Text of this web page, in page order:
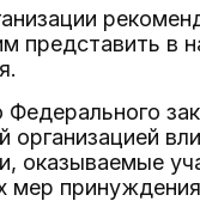
представить в
оказываемые
мер